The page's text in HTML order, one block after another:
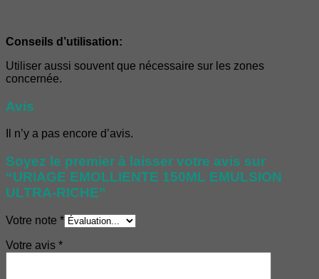
Conseils d’utilisation:
Utiliser aussi souvent que nécessaire sur les zones
concernée.
Avis
Il n’y a pas encore d’avis.
Soyez le premier à laisser votre avis sur
“URIAGE EMOLLIENTE 150ML EMULSION
ULTRA-RICHE”
Votre note *
Votre avis *